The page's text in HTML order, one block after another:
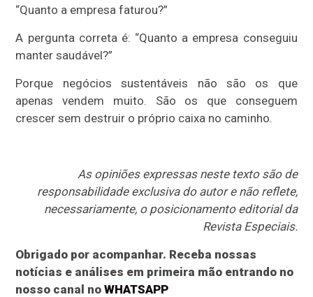
“Quanto a empresa faturou?”
A pergunta correta é: “Quanto a empresa conseguiu
manter saudável?”
Porque negócios sustentáveis não são os que
apenas vendem muito. São os que conseguem
crescer sem destruir o próprio caixa no caminho.
As opiniões expressas neste texto são de
responsabilidade exclusiva do autor e não reflete,
necessariamente, o posicionamento editorial da
Revista Especiais.
Obrigado por acompanhar. Receba nossas
notícias e análises em primeira mão entrando no
nosso canal noWHATSAPP